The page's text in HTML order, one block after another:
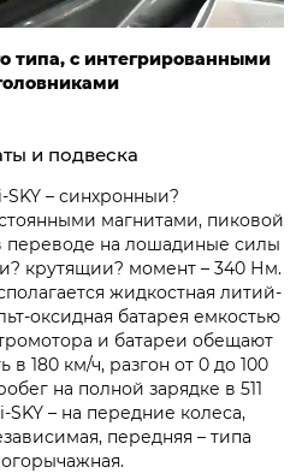
типа, с интегрированными
и подвеска
– синхронныи?
магнитами, пиковой
переводе на лошадиные силы
крутящии? момент – 340 Нм.
жидкостная литий-
оксидная батарея емкостью
и батареи обещают
180 км/ч, разгон от 0 до 100
на полной зарядке в 511
– на передние колеса,
передняя – типа